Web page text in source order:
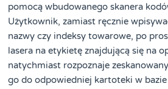
pomocą wbudowanego skanera
Użytkownik, zamiast ręcznie
nazwy czy indeksy towarowe, po
lasera na etykietę znajdującą się na
natychmiast rozpoznaje
go do odpowiedniej kartoteki w